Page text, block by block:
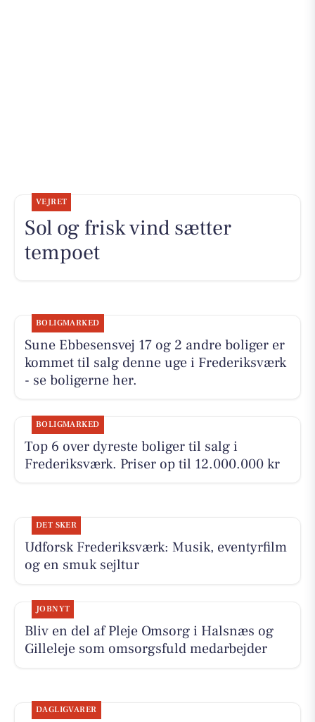
VEJRET
Sol og frisk vind sætter
tempoet
BOLIGMARKED
Sune Ebbesensvej 17 og 2 andre boliger er
kommet til salg denne uge i Frederiksværk
- se boligerne her.
BOLIGMARKED
Top 6 over dyreste boliger til salg i
Frederiksværk. Priser op til 12.000.000 kr
DET SKER
Udforsk Frederiksværk: Musik, eventyrfilm
og en smuk sejltur
JOBNYT
Bliv en del af Pleje Omsorg i Halsnæs og
Gilleleje som omsorgsfuld medarbejder
DAGLIGVARER